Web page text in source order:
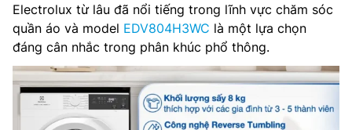
Electrolux từ lâu đã nổi tiếng trong lĩnh vực chăm sóc
quần áo và model EDV804H3WC là một lựa chọn
đáng cân nhắc trong phân khúc phổ thông.